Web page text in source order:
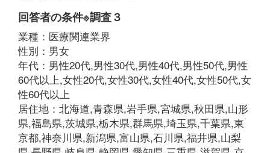
回答者の条件※調査３
業種：医療関連業界
性別：男女
年代：男性20代,男性30代,男性40代,男性50代,男性
60代以上,女性20代,女性30代,女性40代,女性50代,女
性60代以上
居住地：北海道,青森県,岩手県,宮城県,秋田県,山形
県,福島県,茨城県,栃木県,群馬県,埼玉県,千葉県,東
京都,神奈川県,新潟県,富山県,石川県,福井県,山梨